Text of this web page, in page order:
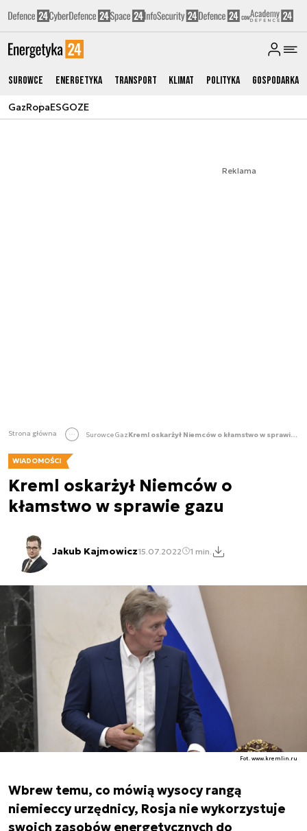
Surowce Energetyka Transport Klimat Polityka Gospodarka
GazRopaESGOZE
Reklama
Strona główna SurowceGaz Kreml oskarżył Niemców o kłamstwo w sprawie gazu
WIADOMOŚCI
Kreml oskarżył Niemców o
kłamstwo w sprawie gazu
Jakub Kajmowicz15.07.2022 1 min.
Fot. www.kremlin.ru
Wbrew temu, co mówią wysocy rangą
niemieccy urzędnicy, Rosja nie wykorzystuje
swoich zasobów energetycznych do